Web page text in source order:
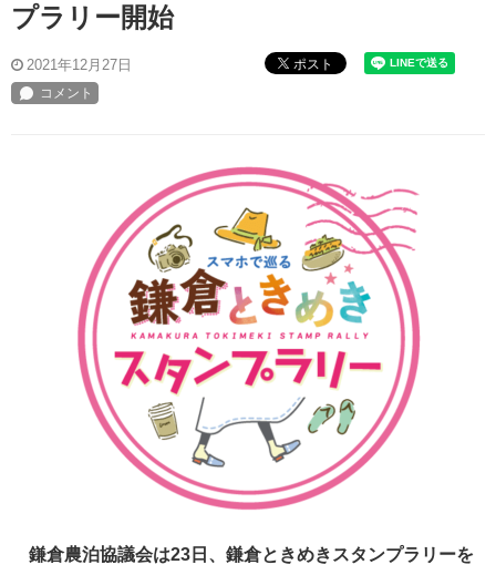
プラリー開始
2021年12月27日 ポスト
鎌倉農泊協議会は23日、鎌倉ときめきスタンプラリーを